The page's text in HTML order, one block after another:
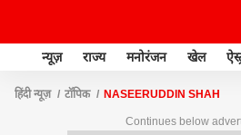
न्यूज़ राज्य मनोरंजन खेल
हिंदी न्यूज़ टॉपिक NASEERUDDIN SHAH
Continues below